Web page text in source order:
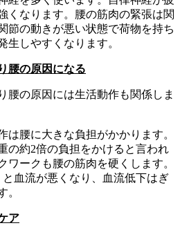
くなります。腰の筋肉の緊張は関
節の動きが悪い状態で荷物を持ち
生しやすくなります。
腰の原因になる
腰の原因には生活動作も関係しま
は腰に大きな負担がかかります。
の約2倍の負担をかけると言われ
ワークも腰の筋肉を硬くします。
血流が悪くなり、血流低下はぎ
。
ア